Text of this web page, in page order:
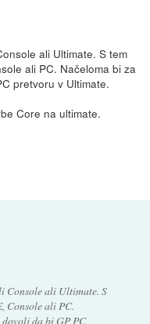
ali Ultimate. S tem
ali PC. Načeloma bi za
pretvoru v Ultimate.
Core na ultimate.
Console ali Ultimate. S
Console ali PC.
da bi GP PC